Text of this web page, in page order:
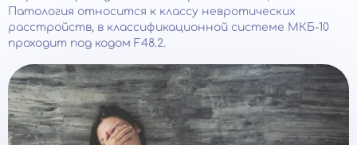
Патология относится к классу невротических
расстройств, в классификационной системе МКБ-10
проходит под кодом F48.2.